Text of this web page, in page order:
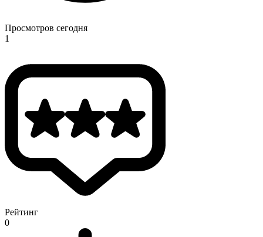
Просмотров сегодня
1
Рейтинг
0